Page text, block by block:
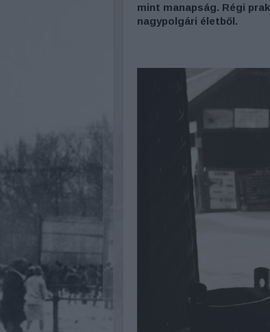
mint manapság. Régi
nagypolgári életből.